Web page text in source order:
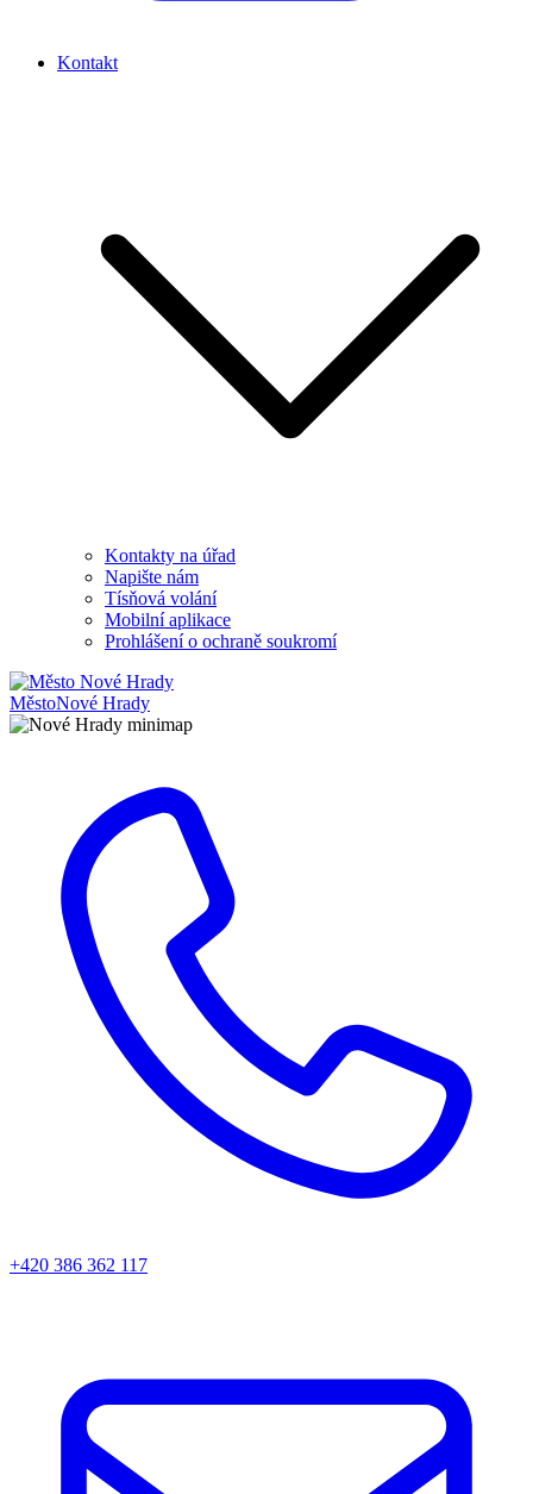
Kontakt
Kontakty na úřad
Napište nám
Tísňová volání
Mobilní aplikace
Prohlášení o ochraně soukromí
MěstoNové Hrady
+420 386 362 117